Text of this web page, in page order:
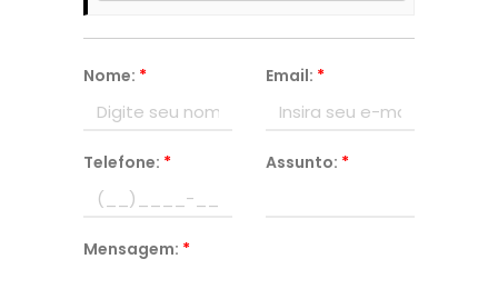
Nome: * Email: *
Telefone: * Assunto: *
Mensagem: *